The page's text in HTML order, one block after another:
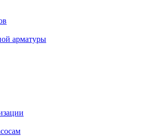
арматуры